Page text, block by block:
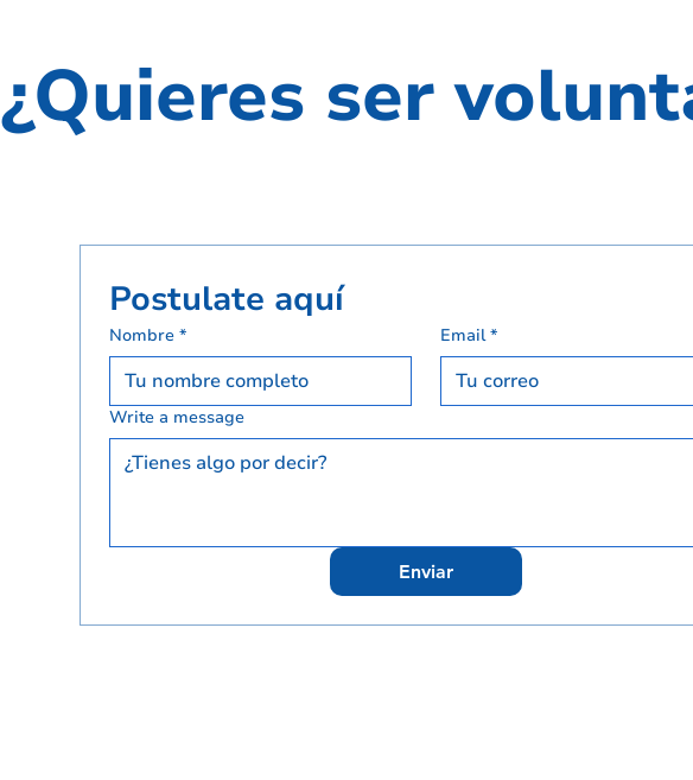
¿Quieres ser
Postulate aquí
Nombre * Email *
Write a message
Enviar